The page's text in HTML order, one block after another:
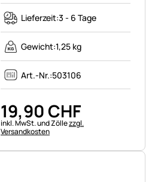
Lieferzeit:3 - 6 Tage
Gewicht:1,25 kg
Art.-Nr.:503106
19,90CHF
Steuerhinweis:
inkl. MwSt. und Zöllezzgl.
Versandkosten